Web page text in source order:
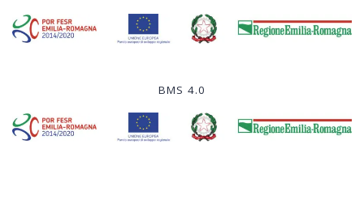
BMS 4.0